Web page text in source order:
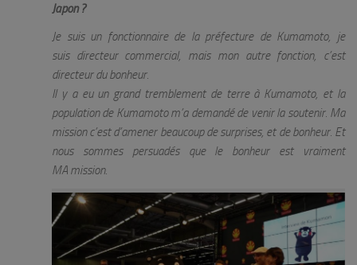
Japon ?
Je suis un fonctionnaire de la préfecture de Kumamoto, je
suis directeur commercial, mais mon autre fonction, c’est
directeur du bonheur.
Il y a eu un grand tremblement de terre à Kumamoto, et la
population de Kumamoto m’a demandé de venir la soutenir. Ma
mission c’est d’amener beaucoup de surprises, et de bonheur. Et
nous sommes persuadés que le bonheur est vraiment
MA mission.